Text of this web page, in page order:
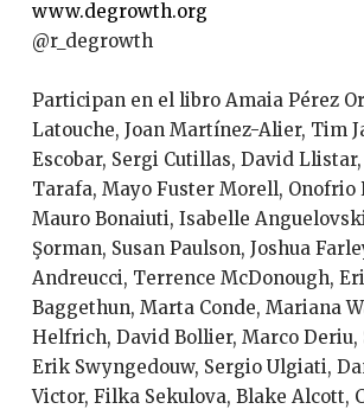
www.degrowth.org
@r_degrowth
Participan en el libro Amaia Pérez
Latouche, Joan Martínez-Alier, Tim
Escobar, Sergi Cutillas, David
Tarafa, Mayo Fuster Morell, Onofrio
Mauro Bonaiuti, Isabelle
Şorman, Susan Paulson, Joshua
Andreucci, Terrence McDonough,
Baggethun, Marta Conde, Mariana
Helfrich, David Bollier, Marco Deriu,
Erik Swyngedouw, Sergio Ulgiati,
Victor, Filka Sekulova, Blake Alcott,